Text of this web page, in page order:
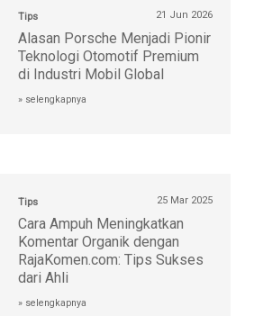
Tips 21 Jun 2026
Alasan Porsche Menjadi Pionir
Teknologi Otomotif Premium
di Industri Mobil Global
» selengkapnya
Tips 25 Mar 2025
Cara Ampuh Meningkatkan
Komentar Organik dengan
RajaKomen.com: Tips Sukses
dari Ahli
» selengkapnya